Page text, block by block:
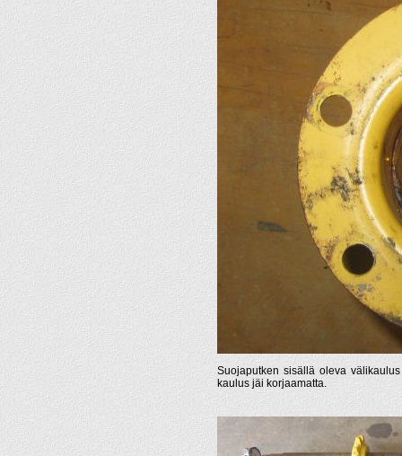
Suojaputken sisällä oleva
kaulus jäi korjaamatta.